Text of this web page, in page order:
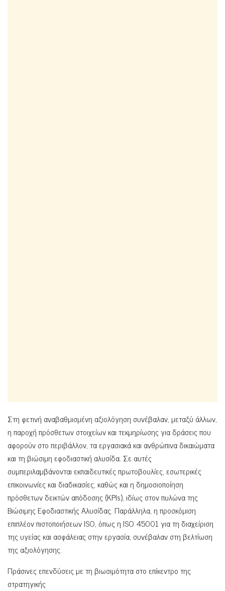
Στη φετινή αναβαθμισμένη αξιολόγηση συνέβαλαν, μεταξύ άλλων,
η παροχή πρόσθετων στοιχείων και τεκμηρίωσης για δράσεις που
αφορούν στο περιβάλλον, τα εργασιακά και ανθρώπινα δικαιώματα
και τη βιώσιμη εφοδιαστική αλυσίδα. Σε αυτές
συμπεριλαμβάνονται εκπαιδευτικές πρωτοβουλίες, εσωτερικές
επικοινωνίες και διαδικασίες, καθώς και η δημοσιοποίηση
πρόσθετων δεικτών απόδοσης (KPIs), ιδίως στον πυλώνα της
Βιώσιμης Εφοδιαστικής Αλυσίδας. Παράλληλα, η προσκόμιση
επιπλέον πιστοποιήσεων ISO, όπως η ISO 45001 για τη διαχείριση
της υγείας και ασφάλειας στην εργασία, συνέβαλαν στη βελτίωση
της αξιολόγησης.
Πράσινες επενδύσεις με τη βιωσιμότητα στο επίκεντρο της
στρατηγικής